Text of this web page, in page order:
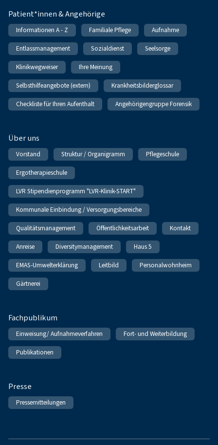
Patient*innen & Angehörige
Informationen A - Z Familiale Pflege Aufnahme
Entlassmanagement Sozialdienst Seelsorge
Klinikwegweiser Ihre Meinung
Selbsthilfeangebote (extern) Krankheitsbilderglossar
Checkliste für Ihren Aufenthalt Angehörigengruppe Forensik
Über uns
Vorstand Struktur / Organigramm Pflegeschule
Ergotherapieschule
LVR Stipendienprogramm "LVR-Klinik-START"
Kommunale Einbindung / Versorgungsbereiche
Qualitätsmanagement Öffentlichkeitsarbeit Kontakt
Anreise Diversitymanagement Haus 5
EMAS-Umwelterklärung Leitbild Personalwohnheim
Gärtnerei
Fachpublikum
Einweisung/ Aufnahmeverfahren Fort- und Weiterbildung
Publikationen
Presse
Pressemitteilungen